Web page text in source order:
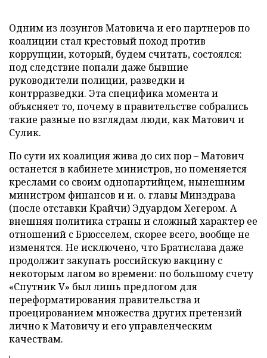
Одним из лозунгов Матовича и его партнеров по
коалиции стал крестовый поход против
коррупции, который, будем считать, состоялся:
под следствие попали даже бывшие
руководители полиции, разведки и
контрразведки. Эта специфика момента и
объясняет то, почему в правительстве собрались
такие разные по взглядам люди, как Матович и
Сулик.
По сути их коалиция жива до сих пор – Матович
останется в кабинете министров, но поменяется
креслами со своим однопартийцем, нынешним
министром финансов и и. о. главы Минздрава
(после отставки Крайчи) Эдуардом Хегером. А
внешняя политика страны и сложный характер ее
отношений с Брюсселем, скорее всего, вообще не
изменятся. Не исключено, что Братислава даже
продолжит закупать российскую вакцину с
некоторым лагом во времени: по большому счету
«Спутник V» был лишь предлогом для
переформатирования правительства и
проецированием множества других претензий
лично к Матовичу и его управленческим
качествам.